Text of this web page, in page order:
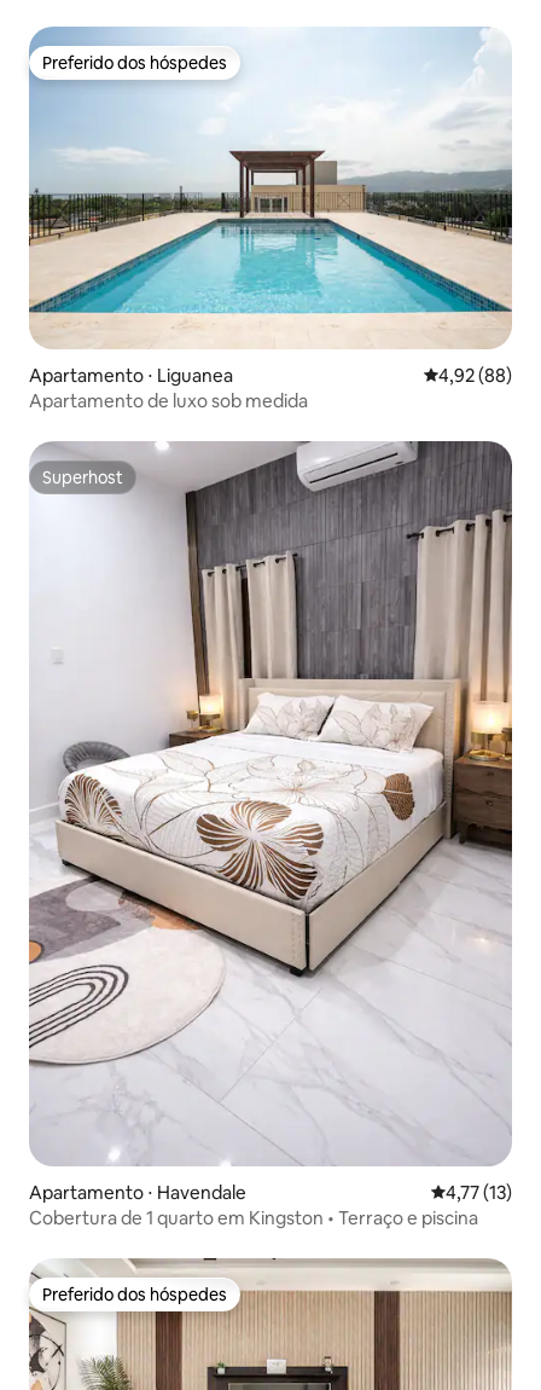
Preferido dos hóspedes
Preferido dos hóspedes
Apartamento ⋅ Liguanea 4,92 de uma
4,92 (88)
Apartamento de luxo sob medida
Superhost
Superhost
Apartamento ⋅ Havendale 4,77 de uma
4,77 (13)
Cobertura de 1 quarto em Kingston • Terraço e piscina
Preferido dos hóspedes
Preferido dos hóspedes